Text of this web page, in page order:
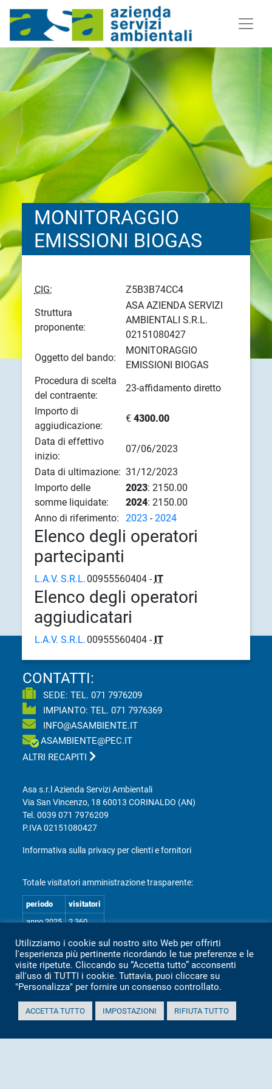
MONITORAGGIO
EMISSIONI BIOGAS
CIG:
Z5B3B74CC4
Struttura
proponente:
ASA AZIENDA SERVIZI
AMBIENTALI S.R.L.
02151080427
Oggetto del bando:
MONITORAGGIO
EMISSIONI BIOGAS
Procedura di scelta
del contraente:
23-affidamento diretto
Importo di
aggiudicazione:
€ 4300.00
Data di effettivo
inizio:
07/06/2023
Data di ultimazione: 31/12/2023
Importo delle
somme liquidate:
2023: 2150.00
2024: 2150.00
Anno di riferimento:
2023 -2024
Elenco degli operatori
partecipanti
L.A.V. S.R.L. 00955560404 - IT
Elenco degli operatori
aggiudicatari
L.A.V. S.R.L. 00955560404 - IT
CONTATTI:
SEDE: TEL.071 7976209
IMPIANTO: TEL.071 7976369
INFO@ASAMBIENTE.IT
ASAMBIENTE@PEC.IT
ALTRI RECAPITI
Asa s.r.l Azienda Servizi Ambientali
Via San Vincenzo, 18 60013 CORINALDO (AN)
Tel.0039 071 7976209
P.IVA 02151080427
Informativa sulla privacy per clienti e fornitori
Totale visitatori amministrazione trasparente:
periodo
visitatori
anno 2025
2.360
anno 2024
2.097
anno 2023
1.803
anno 2022
2.373
anno 2021
1.501
anno 2020
1.307
Utilizziamo i cookie sul nostro sito Web per offrirti
l'esperienza più pertinente ricordando le tue preferenze e le
visite ripetute. Cliccando su “Accetta tutto” acconsenti
all'uso di TUTTI i cookie. Tuttavia, puoi cliccare su
"Personalizza" per fornire un consenso controllato.
ACCETTA TUTTO IMPOSTAZIONI RIFIUTA TUTTO